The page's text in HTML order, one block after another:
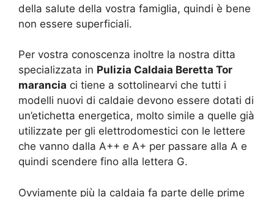
della salute della vostra famiglia, quindi è bene
non essere superficiali.
Per vostra conoscenza inoltre la nostra ditta
specializzata in Pulizia Caldaia Beretta Tor
marancia ci tiene a sottolinearvi che tutti i
modelli nuovi di caldaie devono essere dotati di
un’etichetta energetica, molto simile a quelle già
utilizzate per gli elettrodomestici con le lettere
che vanno dalla A++ e A+ per passare alla A e
quindi scendere fino alla lettera G.
Ovviamente più la caldaia fa parte delle prime